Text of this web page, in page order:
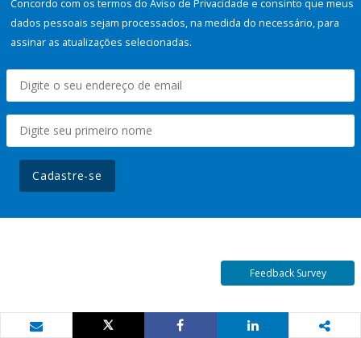
Concordo com os termos do Aviso de Privacidade e consinto que meus
dados pessoais sejam processados, na medida do necessário, para
assinar as atualizações selecionadas.
Cadastre-se
Feedback Survey